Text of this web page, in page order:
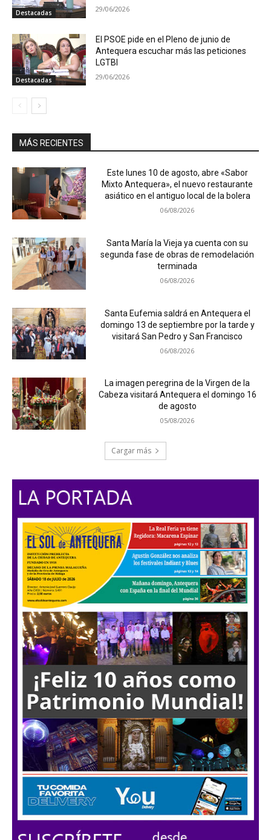
Destacadas 29/06/2026
Destacadas
El PSOE pide en el Pleno de junio de
Antequera escuchar más las peticiones
LGTBI
29/06/2026
MÁS RECIENTES
Este lunes 10 de agosto, abre «Sabor
Mixto Antequera», el nuevo restaurante
asiático en el antiguo local de la bolera
06/08/2026
Santa María la Vieja ya cuenta con su
segunda fase de obras de remodelación
terminada
06/08/2026
Santa Eufemia saldrá en Antequera el
domingo 13 de septiembre por la tarde y
visitará San Pedro y San Francisco
06/08/2026
La imagen peregrina de la Virgen de la
Cabeza visitará Antequera el domingo 16
de agosto
05/08/2026
Cargar más